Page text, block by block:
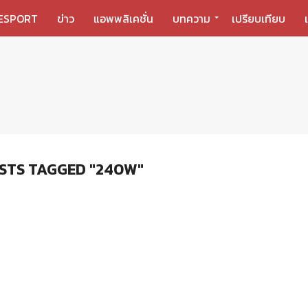
ข่าว แอพพลิเคชั่น บทความ เปรียบเทียบ
TAGGED "240W"